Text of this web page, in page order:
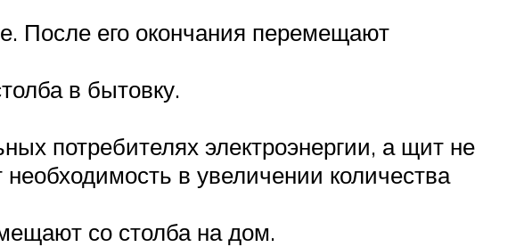
После его окончания перемещают
в бытовку.
потребителях электроэнергии, а щит не
в увеличении количества
со столба на дом.